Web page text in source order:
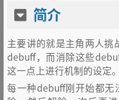
简介
主要讲的就是主角两人挑
debuff，而消除这些
这一点上进行机制的设定。
每一种debuff刚开始都无